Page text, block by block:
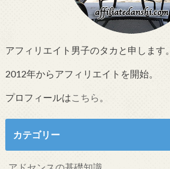
アフィリエイト男子のタカと申します。
2012年からアフィリエイトを開始。
プロフィールはこちら 。
カテゴリー